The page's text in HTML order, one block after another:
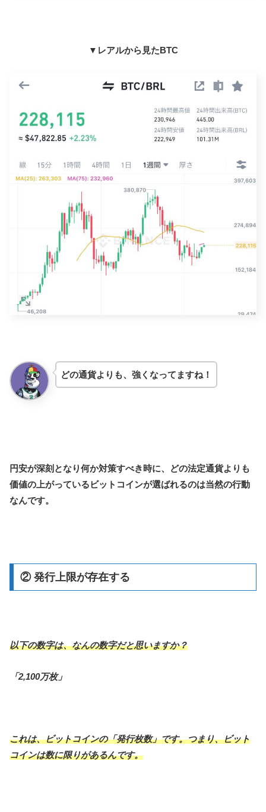
▼レアルから見たBTC
どの通貨よりも、強くなってますね！
円安が深刻となり何か対策すべき時に、どの法定通貨よりも
価値の上がっているビットコインが選ばれるのは当然の行動
なんです。
② 発行上限が存在する
以下の数字は、なんの数字だと思いますか？
「2,100万枚」
これは、ビットコインの「発行枚数」です。つまり、ビット
コインは数に限りがあるんです。